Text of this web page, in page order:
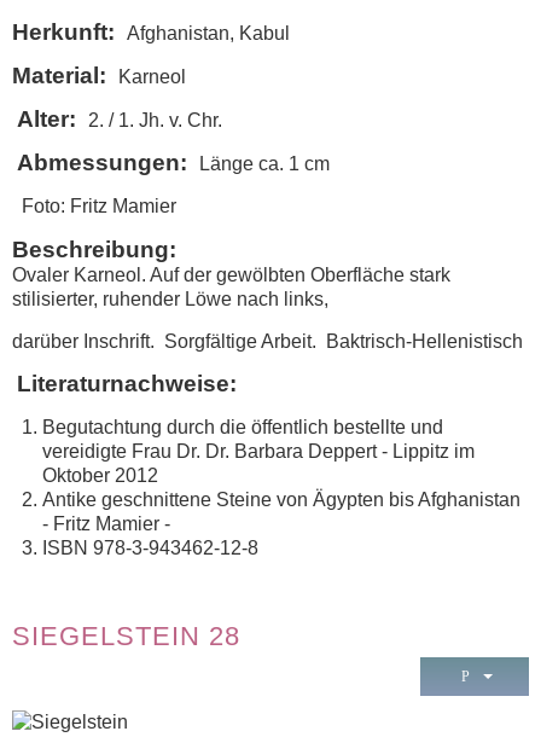
Herkunft: Afghanistan, Kabul
Material: Karneol
Alter: 2. / 1. Jh. v. Chr.
Abmessungen: Länge ca. 1 cm
Foto: Fritz Mamier
Beschreibung:
Ovaler Karneol. Auf der gewölbten Oberfläche stark
stilisierter, ruhender Löwe nach links,
darüber Inschrift. Sorgfältige Arbeit. Baktrisch-Hellenistisch
Literaturnachweise:
Begutachtung durch die öffentlich bestellte und
vereidigte Frau Dr. Dr. Barbara Deppert - Lippitz im
Oktober 2012
Antike geschnittene Steine von Ägypten bis Afghanistan
- Fritz Mamier -
ISBN 978-3-943462-12-8
SIEGELSTEIN 28